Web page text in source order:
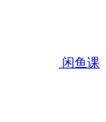
闲鱼课